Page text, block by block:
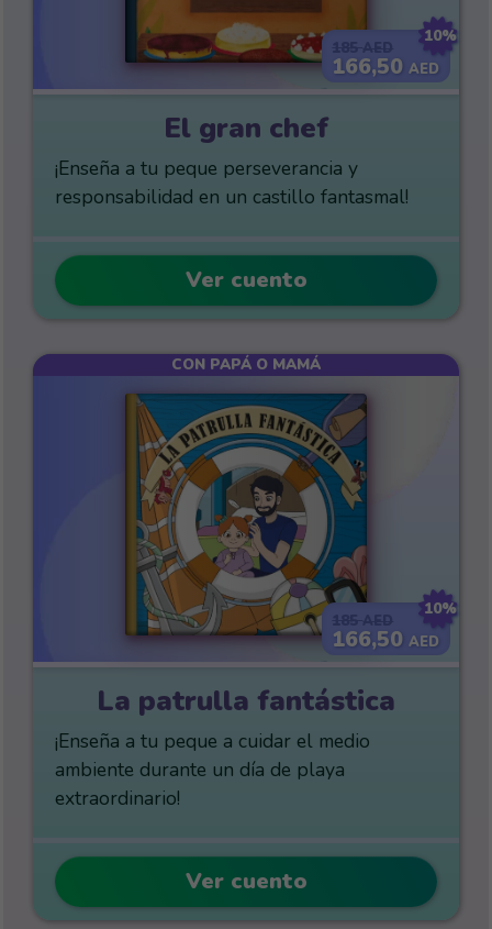
10%
166,50AED
El gran chef
¡Enseña a tu peque perseverancia y
responsabilidad en un castillo fantasmal!
Ver cuento
10%
166,50AED
CON PAPÁ O MAMÁ
La patrulla fantástica
¡Enseña a tu peque a cuidar el medio
ambiente durante un día de playa
extraordinario!
Ver cuento